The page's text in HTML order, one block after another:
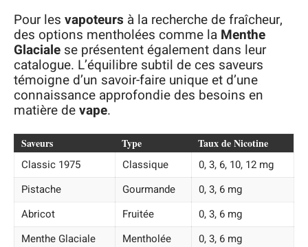
Pour les vapoteurs à la recherche de fraîcheur,
des options mentholées comme la Menthe
Glaciale se présentent également dans leur
catalogue. L’équilibre subtil de ces saveurs
témoigne d’un savoir-faire unique et d’une
connaissance approfondie des besoins en
matière devape.
Saveurs Type Taux de Nicotine
Classic 1975 Classique
0, 3, 6, 10, 12 mg
Pistache
Gourmande
0, 3, 6 mg
Abricot
Fruitée
0, 3, 6 mg
Menthe Glaciale
Mentholée 0, 3, 6 mg